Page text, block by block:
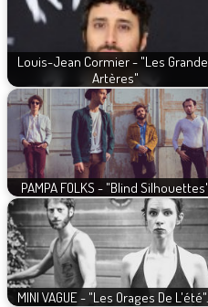
Louis-Jean Cormier - "Les
Artères"
PAMPA FOLKS - "Blind Silhouettes"
MINI VAGUE - "Les Orages De